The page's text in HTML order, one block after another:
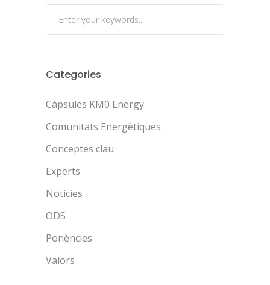
Categories
Càpsules KM0 Energy
Comunitats Energètiques
Conceptes clau
Experts
Notícies
ODS
Ponències
Valors